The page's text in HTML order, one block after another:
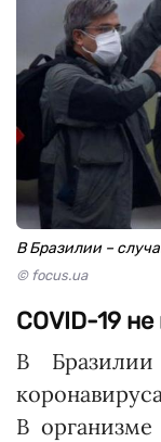
В Бразилии –
© focus.ua
COVID-19
В Бразилии
В организме